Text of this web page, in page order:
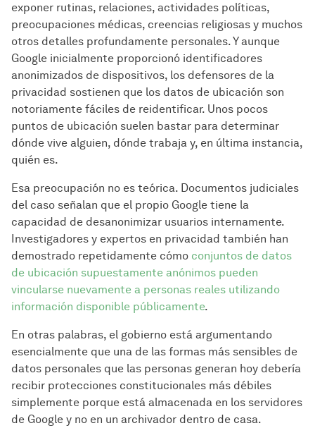
exponer rutinas, relaciones, actividades políticas,
preocupaciones médicas, creencias religiosas y muchos
otros detalles profundamente personales. Y aunque
Google inicialmente proporcionó identificadores
anonimizados de dispositivos, los defensores de la
privacidad sostienen que los datos de ubicación son
notoriamente fáciles de reidentificar. Unos pocos
puntos de ubicación suelen bastar para determinar
dónde vive alguien, dónde trabaja y, en última instancia,
quién es.
Esa preocupación no es teórica. Documentos judiciales
del caso señalan que el propio Google tiene la
capacidad de desanonimizar usuarios internamente.
Investigadores y expertos en privacidad también han
demostrado repetidamente cómo conjuntos de datos
de ubicación supuestamente anónimos pueden
vincularse nuevamente a personas reales utilizando
información disponible públicamente.
En otras palabras, el gobierno está argumentando
esencialmente que una de las formas más sensibles de
datos personales que las personas generan hoy debería
recibir protecciones constitucionales más débiles
simplemente porque está almacenada en los servidores
de Google y no en un archivador dentro de casa.